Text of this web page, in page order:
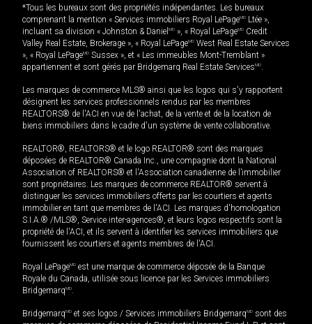
*Tous les bureaux sont des propriétés indépendantes. Les bureaux
comprenant la mention « Services immobiliers Royal LePageMD Ltée »,
incluant sa division « Johnston & Daniel MD », « Royal LePageMD Credit
Valley Real Estate, Brokerage », « Royal LePageMD West Real Estate Services
», « Royal LePageMD Sussex », et « Les immeubles Mont-Tremblant »
appartiennent et sont gérés par Bridgemarq Real Estate ServicesMD.
Les marques de commerce MLS® ainsi que les logos qui s'y rapportent
désignent les services professionnels rendus par les membres
REALTORS® de l'ACI en vue de l'achat, de la vente et de la location de
biens immobiliers dans le cadre d'un système de vente collaborative.
REALTOR®, REALTORS® et le logo REALTOR® sont des marques
déposées de REALTOR® Canada Inc., une compagnie dont la National
Association of REALTORS® et l'Association canadienne de l’immobilier
sont propriétaires. Les marques de commerce REALTOR® servent à
distinguer les services immobiliers offerts par les courtiers et agents
immobilier en tant que membres de l'ACI. Les marques d'homologation
S.I.A.® /MLS®, Service inter-agences®, et leurs logos respectifs sont la
propriété de l'ACI, et ils servent à identifier les services immobiliers que
fournissent les courtiers et agents membres de l'ACI.
Royal LePageMD est une marque de commerce déposée de la Banque
Royale du Canada, utilisée sous licence par les Services immobiliers
BridgemarqMD.
BridgemarqMD et ses logos / Services immobiliers BridgemarqMD sont des